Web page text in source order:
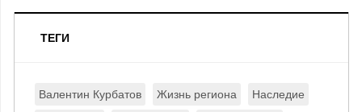
ТЕГИ
Валентин Курбатов Жизнь региона Наследие